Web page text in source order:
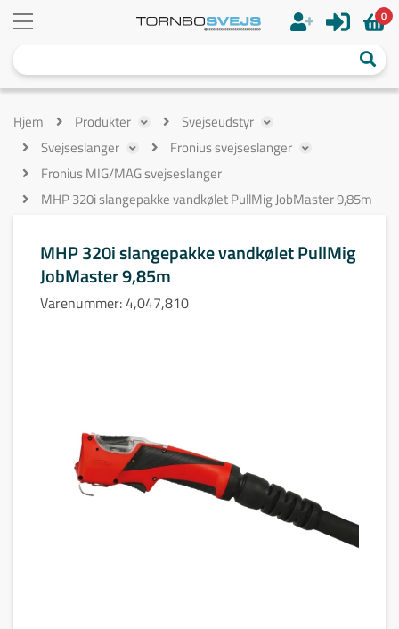
0
Hjem Produkter
Svejseudstyr
Svejseslanger
Fronius svejseslanger
Fronius MIG/MAG svejseslanger
MHP 320i slangepakke vandkølet PullMig JobMaster 9,85m
MHP 320i slangepakke vandkølet PullMig
JobMaster 9,85m
Varenummer:4,047,810